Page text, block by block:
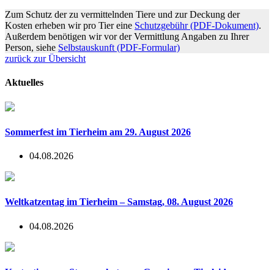
Zum Schutz der zu vermittelnden Tiere und zur Deckung der
Kosten erheben wir pro Tier eine Schutzgebühr (PDF-Dokument).
Außerdem benötigen wir vor der Vermittlung Angaben zu Ihrer
Person, siehe Selbstauskunft (PDF-Formular)
zurück zur Übersicht
Aktuelles
Sommerfest im Tierheim am 29. August 2026
04.08.2026
Weltkatzentag im Tierheim – Samstag, 08. August 2026
04.08.2026